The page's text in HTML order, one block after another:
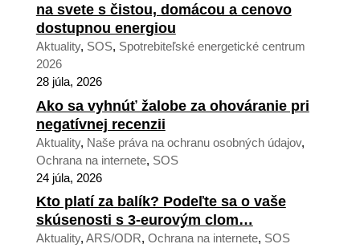
na svete s čistou, domácou a cenovo
dostupnou energiou
Aktuality, SOS, Spotrebiteľské energetické centrum
2026
28 júla, 2026
Ako sa vyhnúť žalobe za ohováranie pri
negatívnej recenzii
Aktuality, Naše práva na ochranu osobných údajov,
Ochrana na internete, SOS
24 júla, 2026
Kto platí za balík? Podeľte sa o vaše
skúsenosti s 3-eurovým clom…
Aktuality, ARS/ODR, Ochrana na internete, SOS